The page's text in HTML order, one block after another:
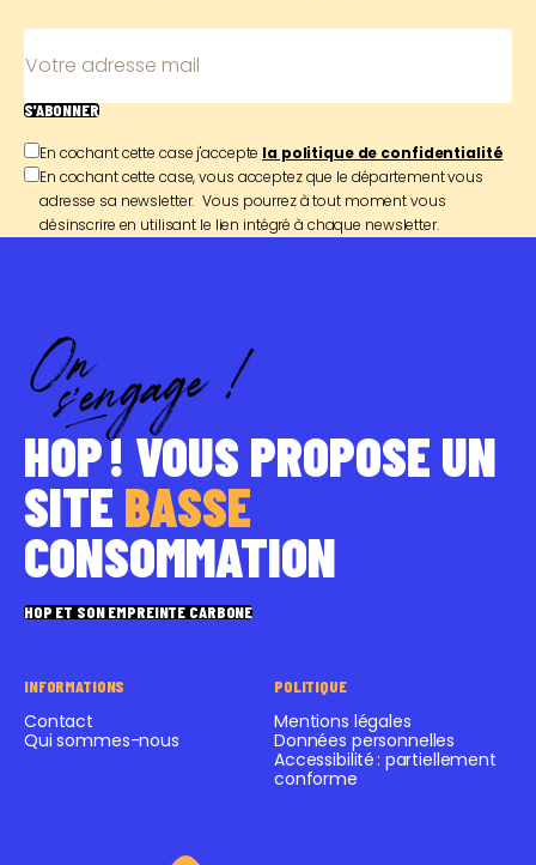
Votre adresse mail
S'ABONNER
En cochant cette case j'accepte la politique de confidentialité
En cochant cette case, vous acceptez que le département vous
adresse sa newsletter. Vous pourrez à tout moment vous
désinscrire en utilisant le lien intégré à chaque newsletter.
HOP ! VOUS PROPOSE UN
SITE BASSE
CONSOMMATION
HOP ET SON EMPREINTE CARBONE
INFORMATIONS
Contact
Qui sommes-nous
POLITIQUE
Mentions légales
Données personnelles
Accessibilité : partiellement
conforme